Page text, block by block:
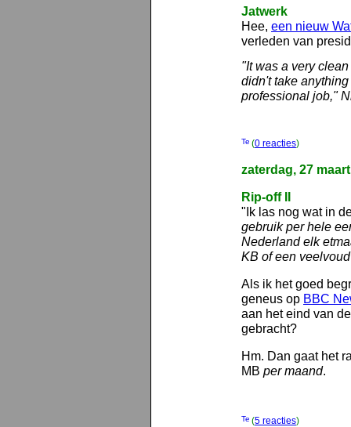
Jatwerk
Hee, een nieuw
verleden van
"It was a very
didn't take
professional job,"
(0 reacties)
zaterdag, 27
Rip-off II
"Ik las nog wat in
gebruik per hele
Nederland elk
KB of een
Als ik het goed
geneus op BBC
aan het eind van
gebracht?
Hm. Dan gaat het
MB per maand.
(5 reacties)